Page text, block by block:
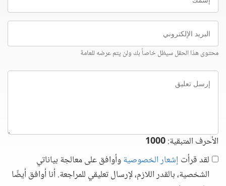
البريد
الإلكتروني
محتوى هذا الحقل سيظل خاصاً بك ولن يتم عرضه للعامة
إرسل
تعليق
الأحرف المتبقية:1000
لقد قرأت إشعار الخصوصيةوأوافق على معالجة بياناتي
الشخصية، بالقدر اللازم، لإرسال تعليقي للمراجعة. أنا أوافق أيضًا